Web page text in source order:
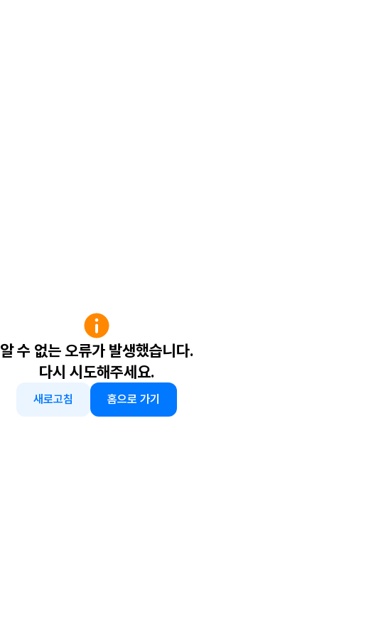
알 수 없는 오류가 발생했습니다.
다시 시도해주세요.
새로고침 홈으로 가기